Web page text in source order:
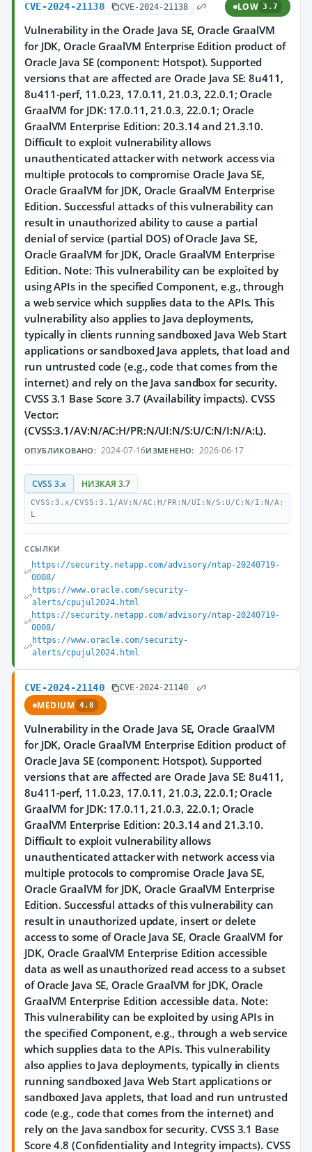
CVE-2024-21138 CVE-2024-21138 LOW 3.7
Vulnerability in the Oracle Java SE, Oracle GraalVM
for JDK, Oracle GraalVM Enterprise Edition product of
Oracle Java SE (component: Hotspot). Supported
versions that are affected are Oracle Java SE: 8u411,
8u411-perf, 11.0.23, 17.0.11, 21.0.3, 22.0.1; Oracle
GraalVM for JDK: 17.0.11, 21.0.3, 22.0.1; Oracle
GraalVM Enterprise Edition: 20.3.14 and 21.3.10.
Difficult to exploit vulnerability allows
unauthenticated attacker with network access via
multiple protocols to compromise Oracle Java SE,
Oracle GraalVM for JDK, Oracle GraalVM Enterprise
Edition. Successful attacks of this vulnerability can
result in unauthorized ability to cause a partial
denial of service (partial DOS) of Oracle Java SE,
Oracle GraalVM for JDK, Oracle GraalVM Enterprise
Edition. Note: This vulnerability can be exploited by
using APIs in the specified Component, e.g., through
a web service which supplies data to the APIs. This
vulnerability also applies to Java deployments,
typically in clients running sandboxed Java Web Start
applications or sandboxed Java applets, that load and
run untrusted code (e.g., code that comes from the
internet) and rely on the Java sandbox for security.
CVSS 3.1 Base Score 3.7 (Availability impacts). CVSS
Vector:
(CVSS:3.1/AV:N/AC:H/PR:N/UI:N/S:U/C:N/I:N/A:L).
ОПУБЛИКОВАНО: 2024-07-16ИЗМЕНЕНО: 2026-06-17
CVSS 3.x НИЗКАЯ 3.7
CVSS:3.x/CVSS:3.1/AV:N/AC:H/PR:N/UI:N/S:U/C:N/I:N/A:
L
ССЫЛКИ
https://security.netapp.com/advisory/ntap-20240719-
0008/
https://www.oracle.com/security-
alerts/cpujul2024.html
https://security.netapp.com/advisory/ntap-20240719-
0008/
https://www.oracle.com/security-
alerts/cpujul2024.html
CVE-2024-21140 CVE-2024-21140
MEDIUM 4.8
Vulnerability in the Oracle Java SE, Oracle GraalVM
for JDK, Oracle GraalVM Enterprise Edition product of
Oracle Java SE (component: Hotspot). Supported
versions that are affected are Oracle Java SE: 8u411,
8u411-perf, 11.0.23, 17.0.11, 21.0.3, 22.0.1; Oracle
GraalVM for JDK: 17.0.11, 21.0.3, 22.0.1; Oracle
GraalVM Enterprise Edition: 20.3.14 and 21.3.10.
Difficult to exploit vulnerability allows
unauthenticated attacker with network access via
multiple protocols to compromise Oracle Java SE,
Oracle GraalVM for JDK, Oracle GraalVM Enterprise
Edition. Successful attacks of this vulnerability can
result in unauthorized update, insert or delete
access to some of Oracle Java SE, Oracle GraalVM for
JDK, Oracle GraalVM Enterprise Edition accessible
data as well as unauthorized read access to a subset
of Oracle Java SE, Oracle GraalVM for JDK, Oracle
GraalVM Enterprise Edition accessible data. Note:
This vulnerability can be exploited by using APIs in
the specified Component, e.g., through a web service
which supplies data to the APIs. This vulnerability
also applies to Java deployments, typically in clients
running sandboxed Java Web Start applications or
sandboxed Java applets, that load and run untrusted
code (e.g., code that comes from the internet) and
rely on the Java sandbox for security. CVSS 3.1 Base
Score 4.8 (Confidentiality and Integrity impacts). CVSS